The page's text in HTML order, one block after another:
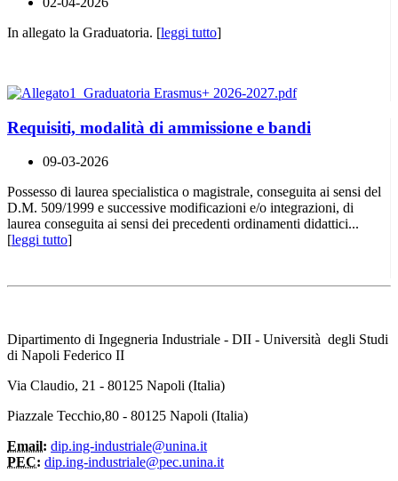
In allegato la Graduatoria. [leggi tutto]
Requisiti, modalità di ammissione e bandi
09-03-2026
Possesso di laurea specialistica o magistrale, conseguita ai sensi del
D.M. 509/1999 e successive modificazioni e/o integrazioni, di
laurea conseguita ai sensi dei precedenti ordinamenti didattici...
[leggi tutto]
Dipartimento di Ingegneria Industriale - DII - Università degli Studi
di Napoli Federico II
Via Claudio, 21 - 80125 Napoli (Italia)
Piazzale Tecchio,80 - 80125 Napoli (Italia)
Email: dip.ing-industriale@unina.it
PEC: dip.ing-industriale@pec.unina.it